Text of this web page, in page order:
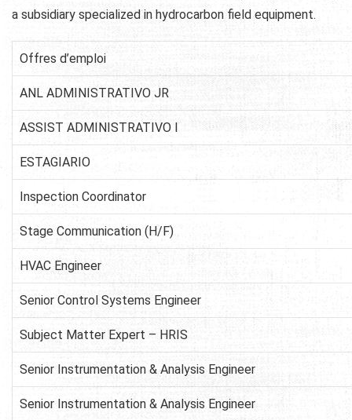
a subsidiary specialized in hydrocarbon field equipment.
Offres d’emploi
ANL ADMINISTRATIVO JR
ASSIST ADMINISTRATIVO I
ESTAGIARIO
Inspection Coordinator
Stage Communication (H/F)
HVAC Engineer
Senior Control Systems Engineer
Subject Matter Expert – HRIS
Senior Instrumentation & Analysis Engineer
Senior Instrumentation & Analysis Engineer